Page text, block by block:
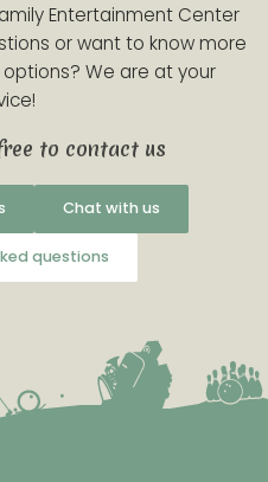
Entertainment Center
or want to know more
We are at your
to contact us
Chat with us
questions